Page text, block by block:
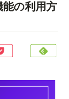
の利用方